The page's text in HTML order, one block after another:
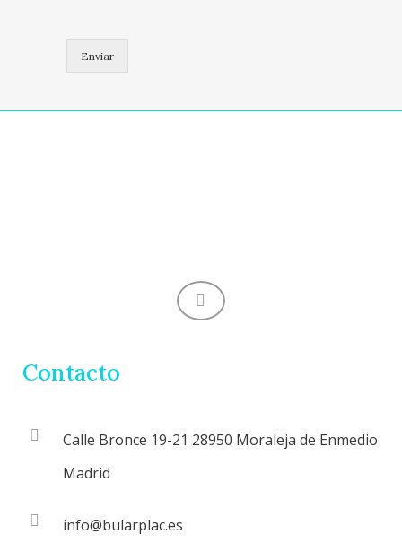
i
Enviar
Contacto
Calle Bronce 19-21 28950 Moraleja de Enmedio
Madrid
info@bularplac.es